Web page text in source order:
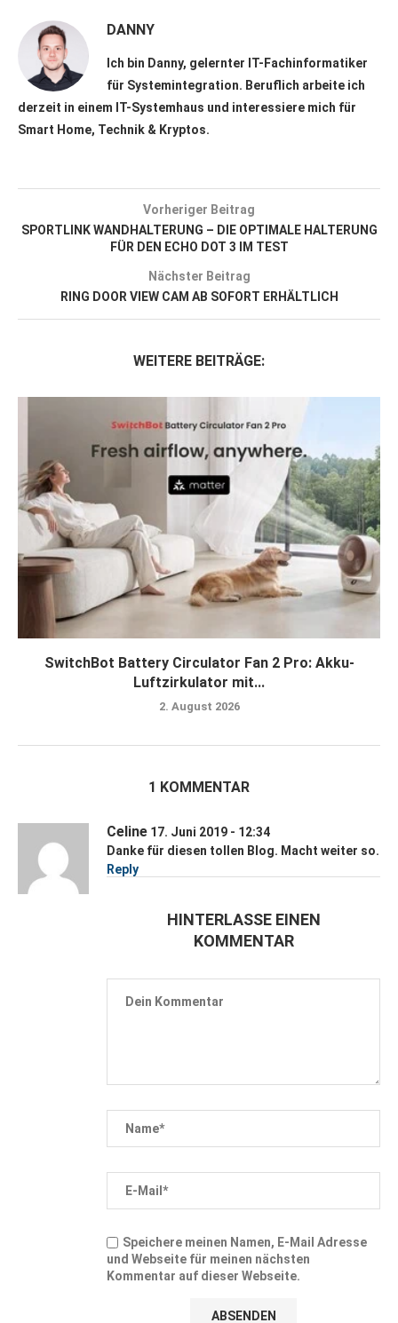
DANNY
Ich bin Danny, gelernter IT-Fachinformatiker
für Systemintegration. Beruflich arbeite ich
derzeit in einem IT-Systemhaus und interessiere mich für
Smart Home, Technik & Kryptos.
Vorheriger Beitrag
SPORTLINK WANDHALTERUNG – DIE OPTIMALE HALTERUNG
FÜR DEN ECHO DOT 3 IM TEST
Nächster Beitrag
RING DOOR VIEW CAM AB SOFORT ERHÄLTLICH
WEITERE BEITRÄGE:
SwitchBot Battery Circulator Fan 2 Pro: Akku-
Luftzirkulator mit...
2. August 2026
1 KOMMENTAR
Celine 17. Juni 2019 - 12:34
Danke für diesen tollen Blog. Macht weiter so.
Reply
HINTERLASSE EINEN
KOMMENTAR
Speichere meinen Namen, E-Mail Adresse
und Webseite für meinen nächsten
Kommentar auf dieser Webseite.